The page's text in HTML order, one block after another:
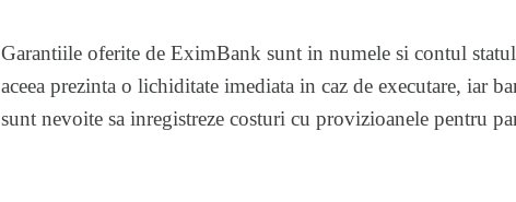
Garantiile oferite de EximBank sunt in numele si contul
aceea prezinta o lichiditate imediata in caz de executare, iar
sunt nevoite sa inregistreze costuri cu provizioanele pentru